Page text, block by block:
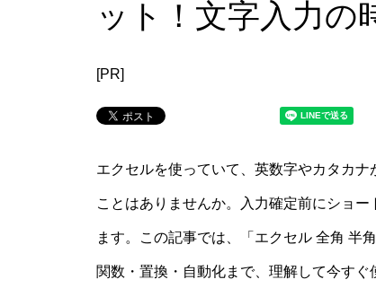
ット！文字入力の
[PR]
エクセルを使っていて、英数字やカタカ
ことはありませんか。入力確定前にショ
ます。この記事では、「エクセル 全角 半
関数・置換・自動化まで、理解して今す